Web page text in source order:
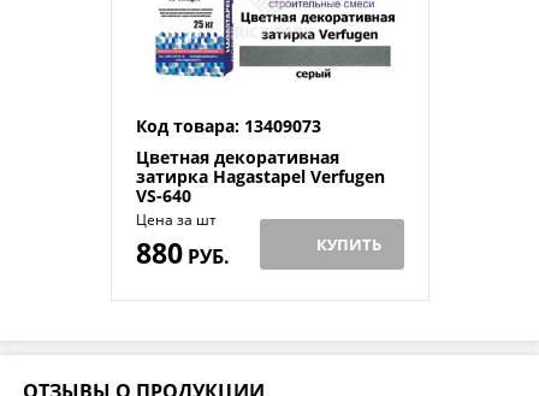
Код товара: 13409073
Цветная декоративная
затирка Hagastapel Verfugen
VS-640
Цена за шт
880РУБ. КУПИТЬ